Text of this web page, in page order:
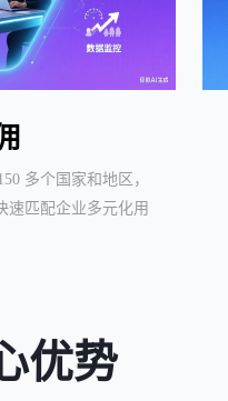
多个国家和地区，
速匹配企业多元化用
优势